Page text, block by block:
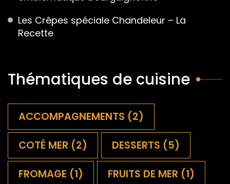
Les Crêpes spéciale Chandeleur – La
Recette
Thématiques de cuisine
ACCOMPAGNEMENTS (2)
COTÉ MER (2) DESSERTS (5)
FROMAGE (1) FRUITS DE MER (1)